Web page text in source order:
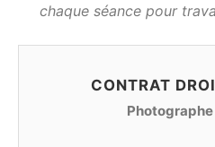
chaque séance pour
CONTRAT